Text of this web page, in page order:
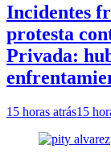
Incidentes
protesta
Privada:
15 horas atrás15